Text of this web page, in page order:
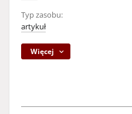
Typ zasobu:
artykuł
Więcej